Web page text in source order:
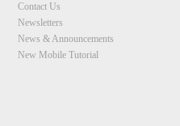
Contact Us
Newsletters
News & Announcements
New Mobile Tutorial